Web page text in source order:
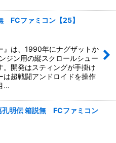
FCファミコン【25】
』は、1990年にナグザットか
ジン用の縦スクロールシュー
。開発はスティングが手掛け
は超戦闘アンドロイドを操作
…
孔明伝 箱説無 FCファミコン